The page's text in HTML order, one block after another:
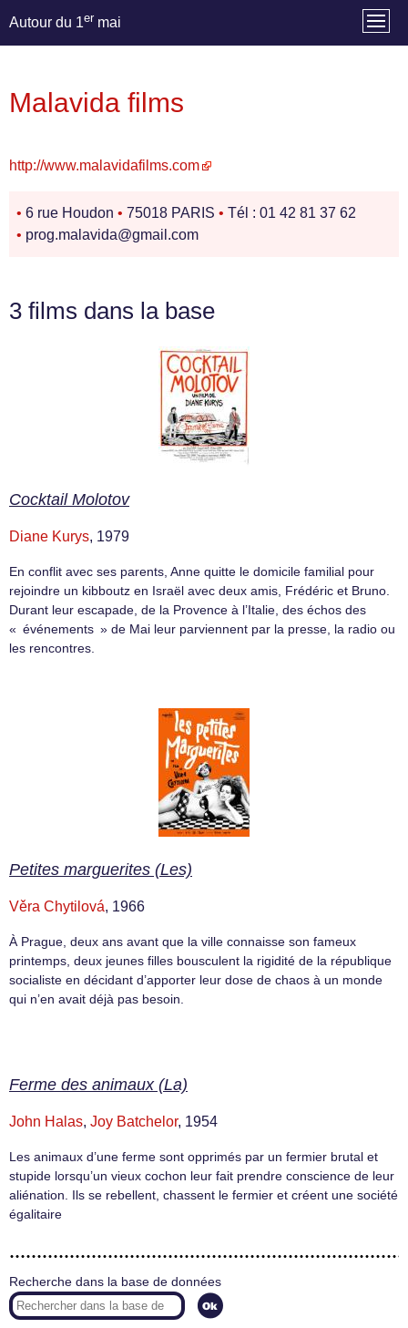
Autour du 1er mai
Malavida films
http://www.malavidafilms.com
• 6 rue Houdon • 75018 PARIS • Tél : 01 42 81 37 62
• prog.malavida@gmail.com
3 films dans la base
Cocktail Molotov
Diane Kurys, 1979
En conflit avec ses parents, Anne quitte le domicile familial pour
rejoindre un kibboutz en Israël avec deux amis, Frédéric et Bruno.
Durant leur escapade, de la Provence à l’Italie, des échos des
« événements » de Mai leur parviennent par la presse, la radio ou
les rencontres.
Petites marguerites (Les)
Věra Chytilová, 1966
À Prague, deux ans avant que la ville connaisse son fameux
printemps, deux jeunes filles bousculent la rigidité de la république
socialiste en décidant d’apporter leur dose de chaos à un monde
qui n’en avait déjà pas besoin.
Ferme des animaux (La)
John Halas, Joy Batchelor, 1954
Les animaux d’une ferme sont opprimés par un fermier brutal et
stupide lorsqu’un vieux cochon leur fait prendre conscience de leur
aliénation. Ils se rebellent, chassent le fermier et créent une société
égalitaire
Recherche dans la base de données